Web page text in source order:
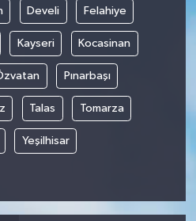
Develi Felahiye
Kayseri Kocasinan
Pınarbaşı
Talas Tomarza
Yeşilhisar